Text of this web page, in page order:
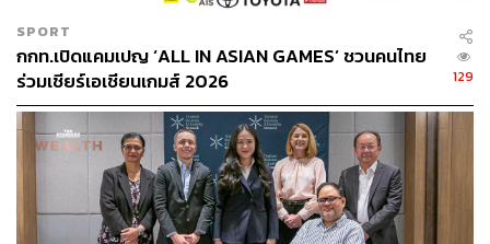
ความสนุกและน่าสนใจลำดับที่สองคือ ตลอดทั้ง 13 อีพีใน
การค้นหา Sexy Mama คนแรกของประเทศไทยนั้น เหล่า
Mama จะแข่งขันกันปฏิบัติภารกิจในแต่ละอีพีที่เรียกว่า
Quest และ Sassy Fight เพื่อที่จะแสดงศักยภาพของตนเอง
ออกมา แต่ละสัปดาห์ก็จะมีโจทย์ท้าทายทั้งในเรื่องของพละ
กำลัง ความคิดสร้างสรรค์ ความกล้าแสดงออก ความมั่นใจ
สติปัญญา และไหวพริบ ดึงให้แสดงออกถึงพลังใจและความ
สามารถของผู้หญิง เช่น การแข่งไตรกีฬา, ออกแบบ Sassy
Meal อาหารสุขภาพ, แข่งขันจัดบ้าน, จัดจานผลไม้ พิสูจน์
SPORT
กกท.เปิดแคมเปญ ‘ALL IN ASIAN GAMES’ ชวนคนไทย
ร่วมเชียร์เอเชียนเกมส์ 2026
129